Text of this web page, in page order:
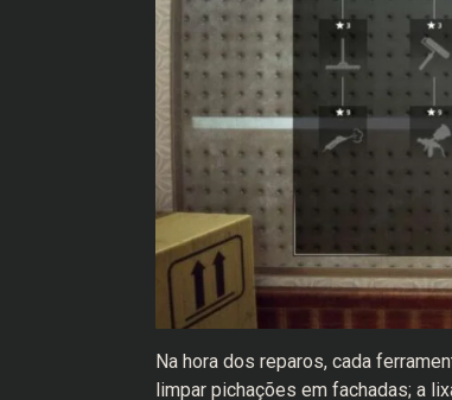
Na hora dos reparos, cada
limpar pichações em fachadas; a